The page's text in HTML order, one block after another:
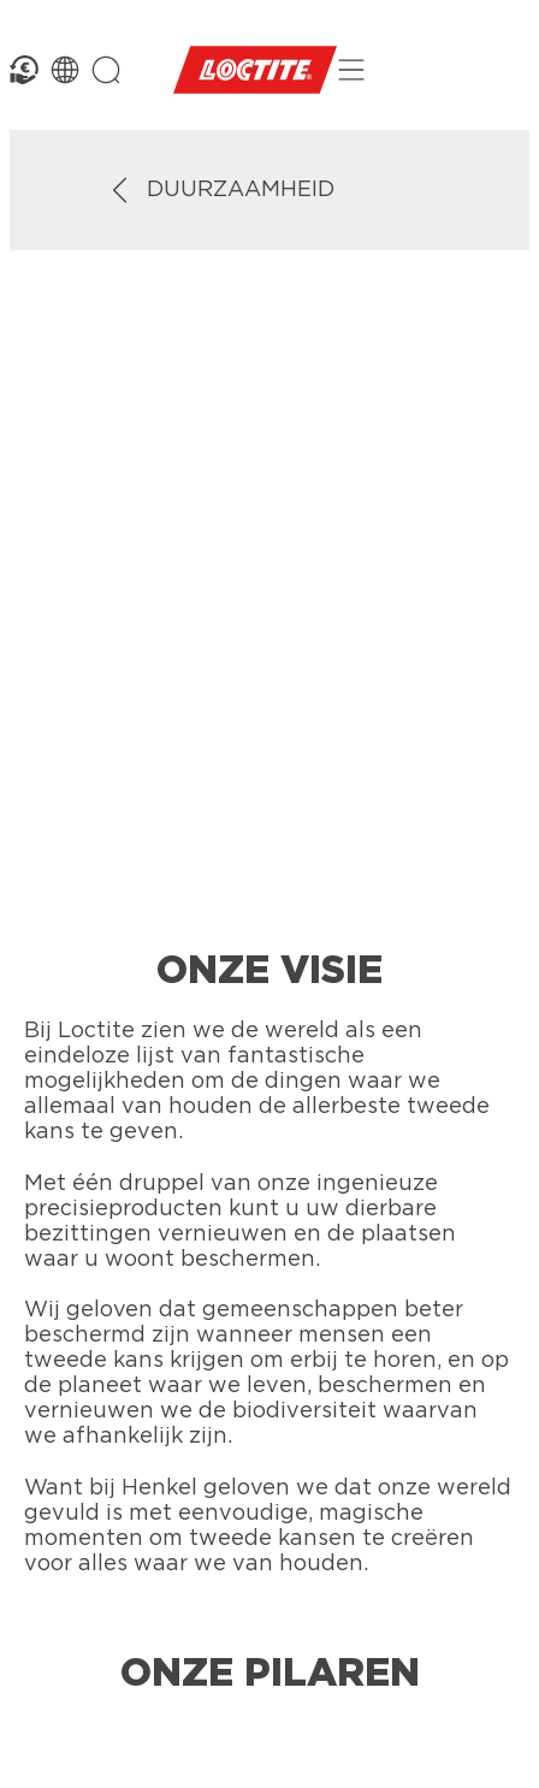
DUURZAAMHEID
ONZE VISIE
Bij Loctite zien we de wereld als een
eindeloze lijst van fantastische
mogelijkheden om de dingen waar we
allemaal van houden de allerbeste tweede
kans te geven.
Met één druppel van onze ingenieuze
precisieproducten kunt u uw dierbare
bezittingen vernieuwen en de plaatsen
waar u woont beschermen.
Wij geloven dat gemeenschappen beter
beschermd zijn wanneer mensen een
tweede kans krijgen om erbij te horen, en op
de planeet waar we leven, beschermen en
vernieuwen we de biodiversiteit waarvan
we afhankelijk zijn.
Want bij Henkel geloven we dat onze wereld
gevuld is met eenvoudige, magische
momenten om tweede kansen te creëren
voor alles waar we van houden.
ONZE PILAREN